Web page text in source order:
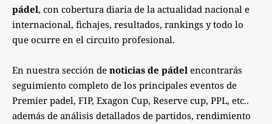
pádel, con cobertura diaria de la actualidad nacional e
internacional, fichajes, resultados, rankings y todo lo
que ocurre en el circuito profesional.
En nuestra sección de noticias de pádel encontrarás
seguimiento completo de los principales eventos de
Premier padel, FIP, Exagon Cup, Reserve cup, PPL, etc..
además de análisis detallados de partidos, rendimiento